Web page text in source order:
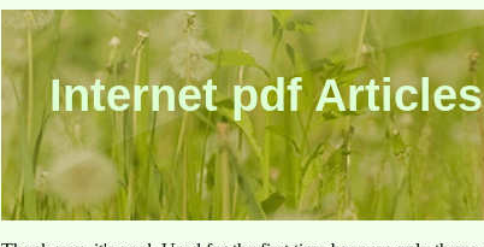
Internet pdf Articles